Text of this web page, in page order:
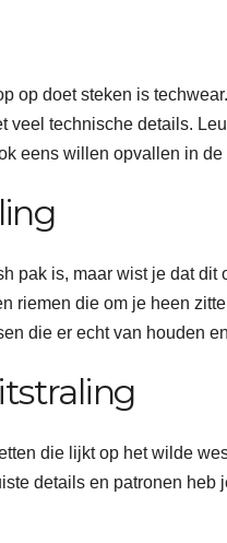
op doet steken is
veel technische details.
eens willen opvallen in de
pak is, maar wist je dat
riemen die om je heen
die er echt van houden
die lijkt op het wilde
details en patronen